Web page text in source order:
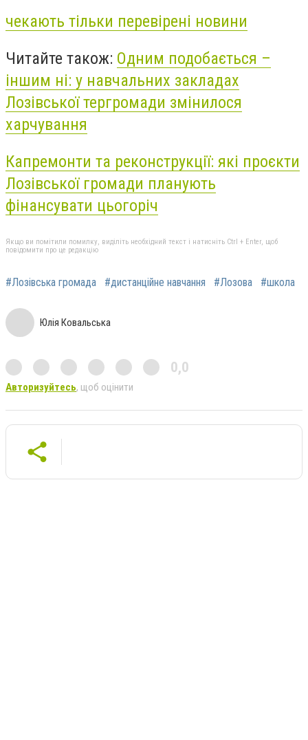
чекають тільки перевірені новини
Читайте також: Одним подобається –
іншим ні: у навчальних закладах
Лозівської тергромади змінилося
харчування
Капремонти та реконструкції: які проєкти
Лозівської громади планують
фінансувати цьогоріч
Якщо ви помітили помилку, виділіть необхідний текст і натисніть Ctrl + Enter, щоб
повідомити про це редакцію
#Лозівська громада #дистанційне навчання #Лозова #школа
Юлія Ковальська
0,0
Авторизуйтесь, щоб оцінити